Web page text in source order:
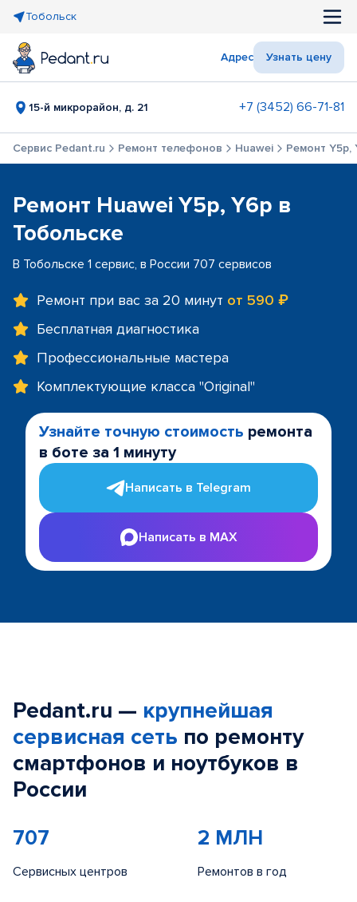
Тобольск
Адрес Узнать цену
15-й микрорайон, д. 21 +7 (3452) 66-71-81
Сервис Pedant.ru Ремонт телефонов Huawei Ремонт Y5p,
Ремонт Huawei Y5p, Y6p в
Тобольске
В Тобольске 1 сервис, в России 707 сервисов
Ремонт при вас за 20 минут от 590 ₽
Бесплатная диагностика
Профессиональные мастера
Комплектующие класса "Original"
Узнайте точную стоимость ремонта
в боте за 1 минуту
Написать в Telegram
Написать в MAX
Pedant.ru — крупнейшая
сервисная сеть по ремонту
смартфонов и ноутбуков в
России
707
Сервисных центров
2 МЛН
Ремонтов в год